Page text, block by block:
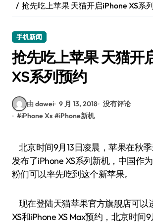
抢先吃上苹果 天猫开启iPhone XS系
手机新闻
抢先吃上苹果 天猫开
XS系列预约
由 dawei 9 月 13, 2018 没有评论
#iPhone Xs #iPhone新机
北京时间9月13日凌晨，苹果在秋季新品发布会上
发布了iPhone XS系列新机，中国作
粉们可以率先吃到这个新苹果。
现在登陆天猫苹果官方旗舰店可以
XS和iPhone XS Max预约，北京时间9